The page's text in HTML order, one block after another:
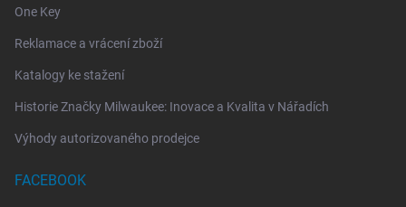
One Key
Reklamace a vrácení zboží
Katalogy ke stažení
Historie Značky Milwaukee: Inovace a Kvalita v Nářadích
Výhody autorizovaného prodejce
FACEBOOK